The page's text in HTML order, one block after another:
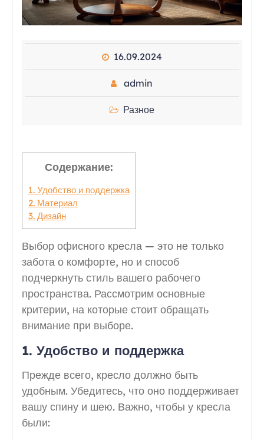
16.09.2024
admin
Разное
Содержание:
1. Удобство и поддержка
2. Материал
3. Дизайн
Выбор офисного кресла — это не только
забота о комфорте, но и способ
подчеркнуть стиль вашего рабочего
пространства. Рассмотрим основные
критерии, на которые стоит обращать
внимание при выборе.
1. Удобство и поддержка
Прежде всего, кресло должно быть
удобным. Убедитесь, что оно поддерживает
вашу спину и шею. Важно, чтобы у кресла
были: